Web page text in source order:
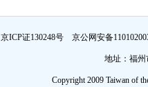
京ICP证130248号 京公网安备
地址：福州
Copyright 2009 Taiwan of